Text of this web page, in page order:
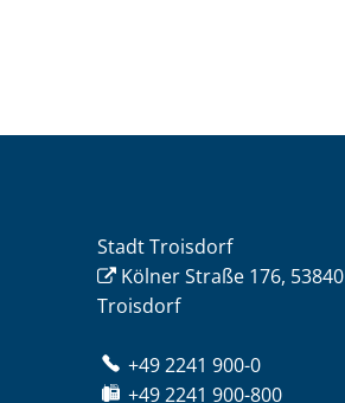
Stadt Troisdorf
Kölner Straße 176, 53840
Troisdorf
+49 2241 900-0
+49 2241 900-800